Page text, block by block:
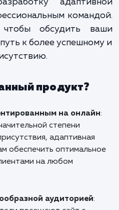
но и поможет
на
увеличивая
облик в
и